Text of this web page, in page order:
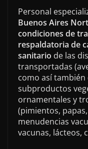
Personal
Buenos Aires
condiciones de
respaldatoria de
sanitario de las
transportadas
como así
subproductos
ornamentales y
(pimientos,
menudencias
vacunas, lácteos,